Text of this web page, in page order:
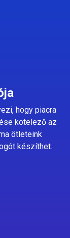
hogy piacra
kötelező az
ötleteink
készíthet.